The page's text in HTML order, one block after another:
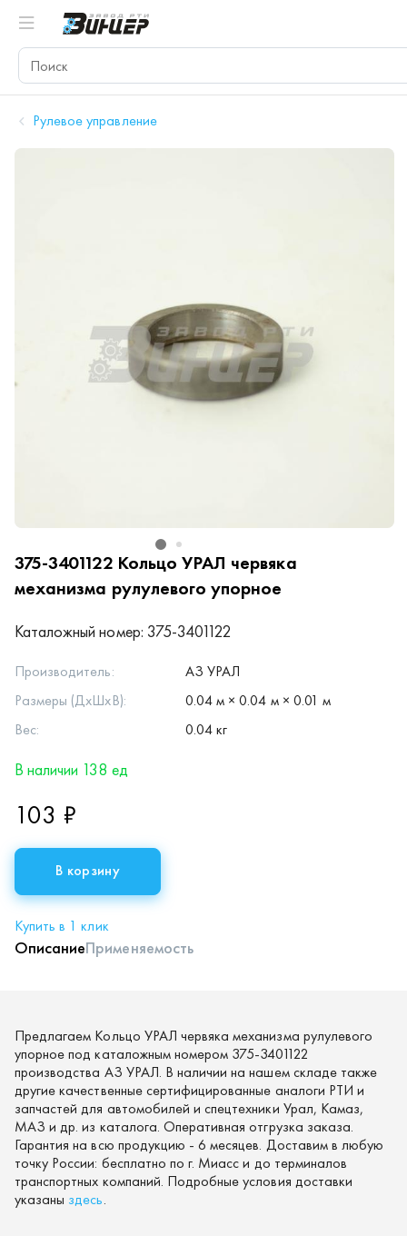
Рулевое управление
375-3401122 Кольцо УРАЛ червяка
механизма рулулевого упорное
Каталожный номер: 375-3401122
Производитель:
АЗ УРАЛ
Размеры (ДхШхВ):
0.04 м × 0.04 м × 0.01 м
Вес:
0.04 кг
В наличии 138 ед
103 ₽
В корзину
Купить в 1 клик
ОписаниеПрименяемость
Предлагаем Кольцо УРАЛ червяка механизма рулулевого
упорное под каталожным номером 375-3401122
производства АЗ УРАЛ. В наличии на нашем складе также
другие качественные сертифицированные аналоги РТИ и
запчастей для автомобилей и спецтехники Урал, Камаз,
МАЗ и др. из каталога. Оперативная отгрузка заказа.
Гарантия на всю продукцию - 6 месяцев. Доставим в любую
точку России: бесплатно по г. Миасс и до терминалов
транспортных компаний. Подробные условия доставки
указаны здесь.